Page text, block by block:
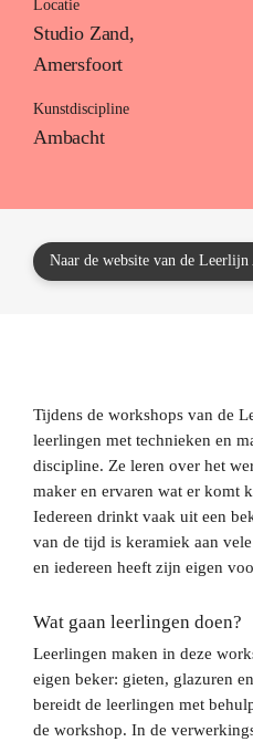
home onderwijs
primair onderwijs
mbo
Agenda
Locatie
Studio Zand,
Amersfoort
Kunstdiscipline
Ambacht
Naar de website van de Leerlijn
Tijdens de workshops van de
leerlingen met technieken en
discipline. Ze leren over het
maker en ervaren wat er komt
Iedereen drinkt vaak uit een
van de tijd is keramiek aan
en iedereen heeft zijn eigen
Wat gaan leerlingen doen?
Leerlingen maken in deze
eigen beker: gieten, glazuren
bereidt de leerlingen met
de workshop. In de